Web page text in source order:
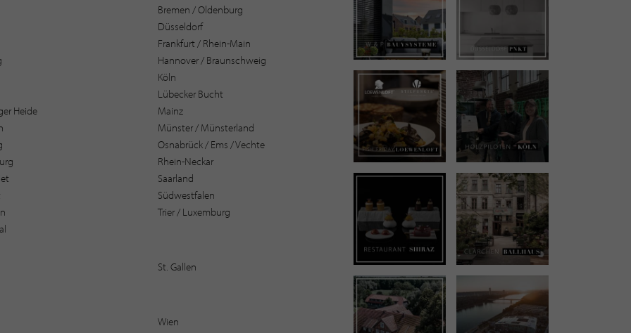
Bremen / Oldenburg
Düsseldorf
Frankfurt / Rhein-Main
Hannover / Braunschweig
Köln
Lübecker Bucht
Heide
Mainz
Münster / Münsterland
Osnabrück / Ems / Vechte
Rhein-Neckar
Saarland
Südwestfalen
Trier / Luxemburg
St. Gallen
Wien